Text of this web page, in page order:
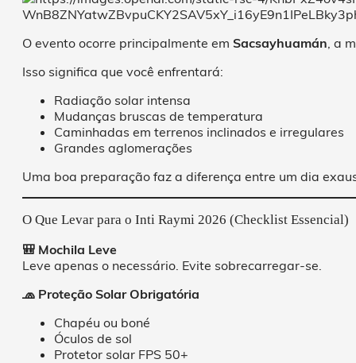
O evento ocorre principalmente em Sacsayhuamán, a
Isso significa que você enfrentará:
Radiação solar intensa
Mudanças bruscas de temperatura
Caminhadas em terrenos inclinados e irregulares
Grandes aglomerações
Uma boa preparação faz a diferença entre um dia
O Que Levar para o Inti Raymi 2026 (Checklist Essencial)
🎒 Mochila Leve
Leve apenas o necessário. Evite sobrecarregar-se.
🧢 Proteção Solar Obrigatória
Chapéu ou boné
Óculos de sol
Protetor solar FPS 50+